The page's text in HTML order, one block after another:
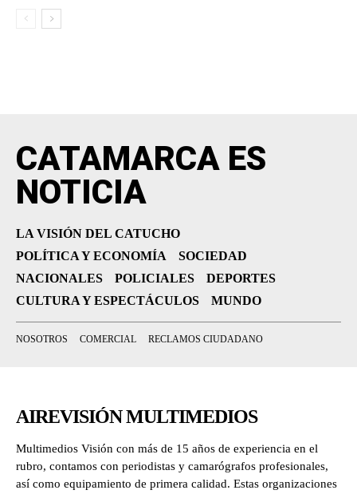
CATAMARCA ES
NOTICIA
LA VISIÓN DEL CATUCHO
POLÍTICA Y ECONOMÍA
SOCIEDAD
NACIONALES
POLICIALES
DEPORTES
CULTURA Y ESPECTÁCULOS
MUNDO
NOSOTROS COMERCIAL RECLAMOS CIUDADANO
AIREVISIÓN MULTIMEDIOS
Multimedios Visión con más de 15 años de experiencia en el
rubro, contamos con periodistas y camarógrafos profesionales,
así como equipamiento de primera calidad. Estas organizaciones